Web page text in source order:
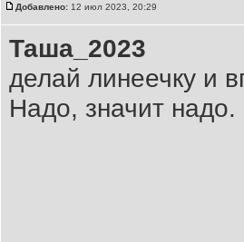
Добавлено:12 июл 2023, 20:29
Таша_2023
делай линеечку и
Надо, значит надо.